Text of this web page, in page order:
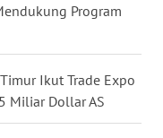
Program
Ikut Trade Expo
Miliar Dollar AS